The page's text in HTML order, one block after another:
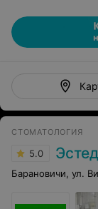
СТОМАТОЛОГИЯ
5.0
Барановичи, ул.